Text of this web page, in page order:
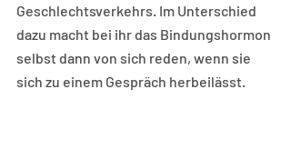
Geschlechtsverkehrs. Im Unterschied
dazu macht bei ihr das Bindungshormon
selbst dann von sich reden, wenn sie
sich zu einem Gespräch herbeilässt.